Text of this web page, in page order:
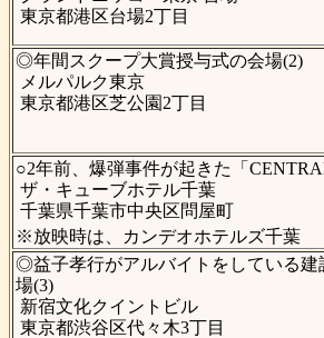
東京都港区台場2丁目
◎年間スクープ大賞授与式の会場(2)
メルパルク東京
東京都港区芝公園2丁目
○2年前、爆弾事件が起きた「
ザ・キューブホテル千葉
千葉県千葉市中央区問屋町
※放映時は、カンデオホテルズ千葉
◎益子孝行がアルバイトをしている建
場(3)
新宿文化クイントビル
東京都渋谷区代々木3丁目